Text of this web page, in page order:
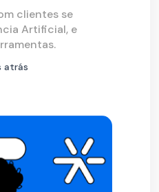
clientes se
Artificial, e
atrás